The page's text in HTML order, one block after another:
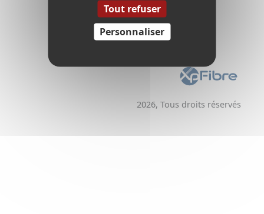
2026, Tous droits réservés
Tout refuser
Personnaliser